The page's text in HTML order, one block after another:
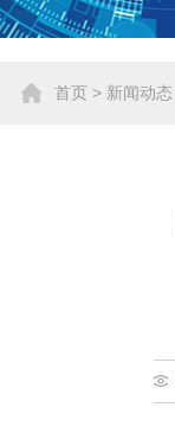
首页 > 新闻动态